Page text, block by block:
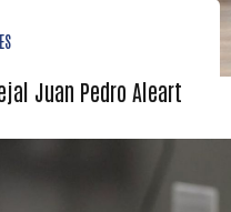
Juan Pedro Aleart